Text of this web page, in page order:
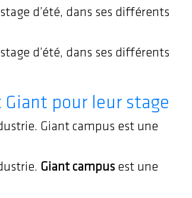
d’été, dans ses différents
d’été, dans ses différents
pour leur stage
Giant campus est une
Giant campus est une